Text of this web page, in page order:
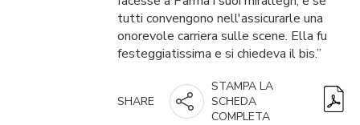
tutti convengono nell'assicurarle una
onorevole carriera sulle scene. Ella fu
festeggiatissima e si chiedeva il bis.”
SHARE
STAMPA LA
SCHEDA
COMPLETA